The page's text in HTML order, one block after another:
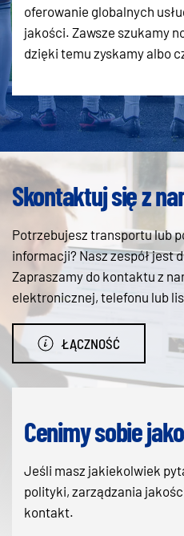
oferowanie globalnych
jakości. Zawsze szukamy
dzięki temu zyskamy albo
Skontaktuj się z
Potrzebujesz transportu lub
informacji? Nasz zespół jest
Zapraszamy do kontaktu z
elektronicznej, telefonu lub
ŁĄCZNOŚĆ
Cenimy sobie
Jeśli masz jakiekolwiek
polityki, zarządzania
kontakt.